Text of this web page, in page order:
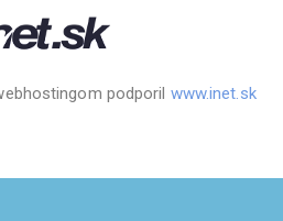
podporil www.inet.sk